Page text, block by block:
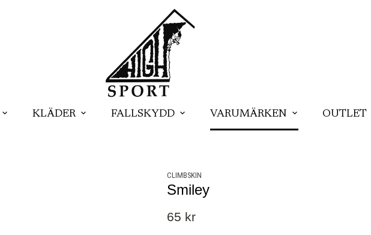
KLÄDER FALLSKYDD VARUMÄRKEN OUTLET
CLIMBSKIN
Smiley
65 kr